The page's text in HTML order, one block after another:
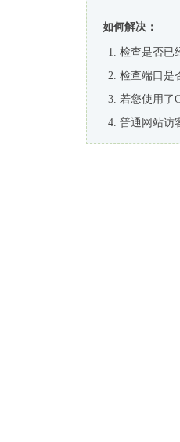
如何解决：
检查是否已
检查端口是
若您使用了
普通网站访